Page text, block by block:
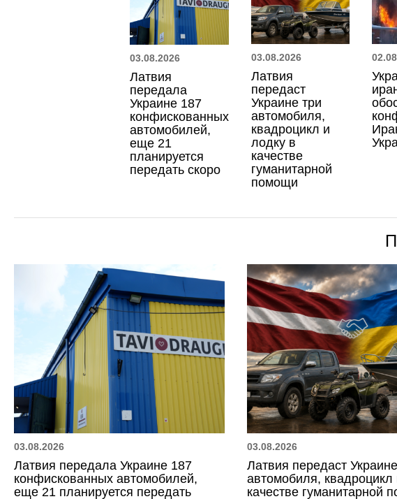
03.08.2026
Латвия
передала
Украине 187
конфискованных
автомобилей,
еще 21
планируется
передать скоро
03.08.2026
Латвия
передаст
Украине три
автомобиля,
квадроцикл и
лодку в
качестве
гуманитарной
помощи
03.08.2026
Латвия передала Украине 187
конфискованных автомобилей,
еще 21 планируется передать
03.08.2026
Латвия передаст
автомобиля, квадроцикл
качестве гуманитарной